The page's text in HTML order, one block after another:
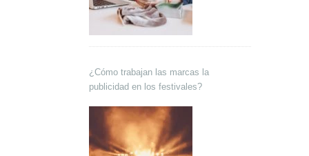
¿Cómo trabajan las marcas la
publicidad en los festivales?